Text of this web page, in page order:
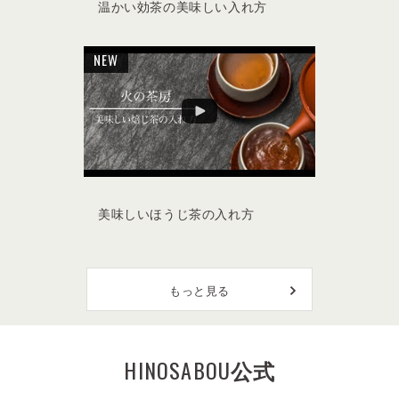
温かい効茶の美味しい入れ方
NEW
美味しいほうじ茶の入れ方
もっと見る
HINOSABOU公式